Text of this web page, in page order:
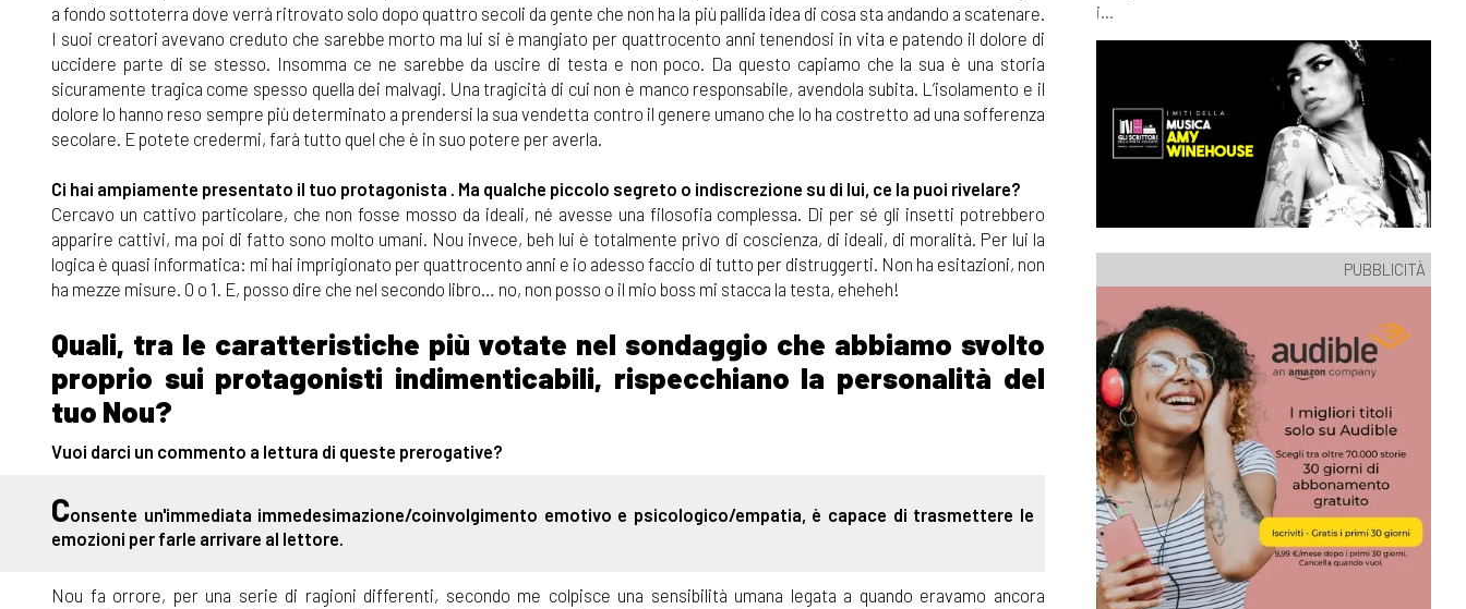
a fondo sottoterra dove verrà ritrovato solo dopo quattro secoli da gente che non ha la più pallida idea di cosa sta andando a scatenare.
I suoi creatori avevano creduto che sarebbe morto ma lui si è mangiato per quattrocento anni tenendosi in vita e patendo il dolore di
uccidere parte di se stesso. Insomma ce ne sarebbe da uscire di testa e non poco. Da questo capiamo che la sua è una storia
sicuramente tragica come spesso quella dei malvagi. Una tragicità di cui non è manco responsabile, avendola subita. L’isolamento e il
dolore lo hanno reso sempre più determinato a prendersi la sua vendetta contro il genere umano che lo ha costretto ad una sofferenza
secolare. E potete credermi, farà tutto quel che è in suo potere per averla.
Ci hai ampiamente presentato il tuo protagonista . Ma qualche piccolo segreto o indiscrezione su di lui, ce la puoi rivelare?
Cercavo un cattivo particolare, che non fosse mosso da ideali, né avesse una filosofia complessa. Di per sé gli insetti potrebbero
apparire cattivi, ma poi di fatto sono molto umani. Nou invece, beh lui è totalmente privo di coscienza, di ideali, di moralità. Per lui la
logica è quasi informatica: mi hai imprigionato per quattrocento anni e io adesso faccio di tutto per distruggerti. Non ha esitazioni, non
ha mezze misure. 0 o 1. E, posso dire che nel secondo libro… no, non posso o il mio boss mi stacca la testa, eheheh!
Quali, tra le caratteristiche più votate nel sondaggio che abbiamo svolto
proprio sui protagonisti indimenticabili, rispecchiano la personalità del
tuo Nou?
Vuoi darci un commento a lettura di queste prerogative?
Consente un'immediata immedesimazione/coinvolgimento emotivo e psicologico/empatia, è capace di trasmettere le
emozioni per farle arrivare al lettore.
Nou fa orrore, per una serie di ragioni differenti, secondo me colpisce una sensibilità umana legata a quando eravamo ancora
i...
PUBBLICITÀ